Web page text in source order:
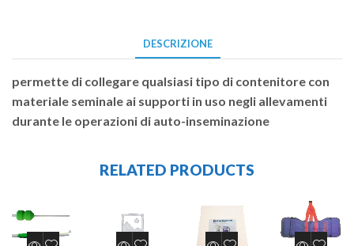
DESCRIZIONE
permette di collegare qualsiasi tipo di contenitore con
materiale seminale ai supporti in uso negli allevamenti
durante le operazioni di auto-inseminazione
RELATED PRODUCTS